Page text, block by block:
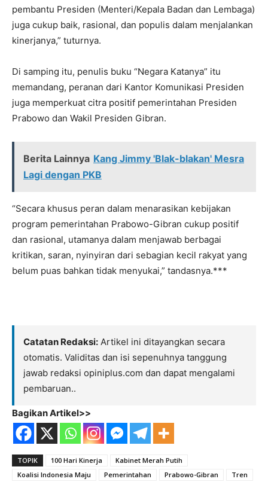
pembantu Presiden (Menteri/Kepala Badan dan Lembaga)
juga cukup baik, rasional, dan populis dalam menjalankan
kinerjanya,” tuturnya.
Di samping itu, penulis buku “Negara Katanya” itu
memandang, peranan dari Kantor Komunikasi Presiden
juga memperkuat citra positif pemerintahan Presiden
Prabowo dan Wakil Presiden Gibran.
Berita Lainnya Kang Jimmy 'Blak-blakan' Mesra
Lagi dengan PKB
“Secara khusus peran dalam menarasikan kebijakan
program pemerintahan Prabowo-Gibran cukup positif
dan rasional, utamanya dalam menjawab berbagai
kritikan, saran, nyinyiran dari sebagian kecil rakyat yang
belum puas bahkan tidak menyukai,” tandasnya.***
Catatan Redaksi: Artikel ini ditayangkan secara
otomatis. Validitas dan isi sepenuhnya tanggung
jawab redaksi opiniplus.com dan dapat mengalami
pembaruan..
Bagikan Artikel>>
TOPIK 100 Hari Kinerja
Kabinet Merah Putih
Koalisi Indonesia Maju
Pemerintahan Prabowo-Gibran Tren